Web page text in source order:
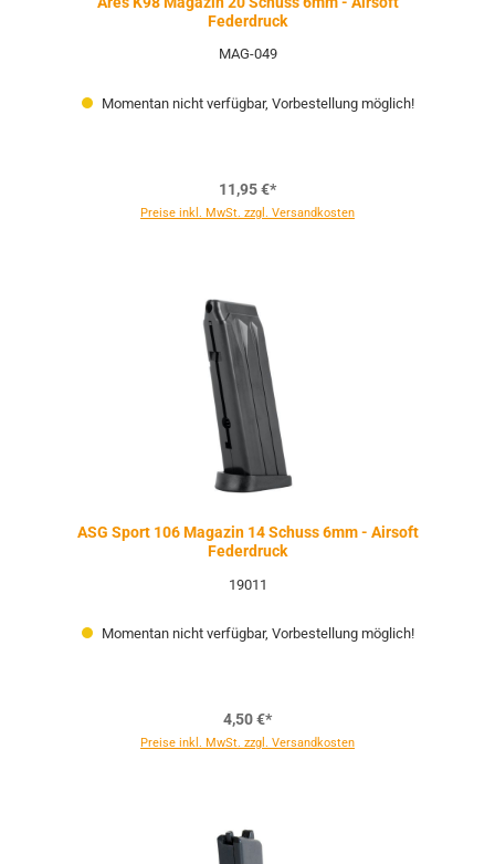
Federdruck
MAG-049
Momentan nicht verfügbar, Vorbestellung möglich!
11,95 €*
Preise inkl. MwSt. zzgl. Versandkosten
ASG Sport 106 Magazin 14 Schuss 6mm - Airsoft
Federdruck
19011
Momentan nicht verfügbar, Vorbestellung möglich!
4,50 €*
Preise inkl. MwSt. zzgl. Versandkosten